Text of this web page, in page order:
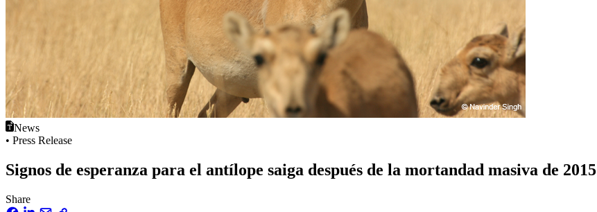
News
• Press Release
Signos de esperanza para el antílope saiga después de la mortandad masiva de 2015
Share